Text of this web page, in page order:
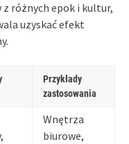
różnych epok i kultur,
uzyskać efekt
Przykłady
zastosowania
Wnętrza
biurowe,